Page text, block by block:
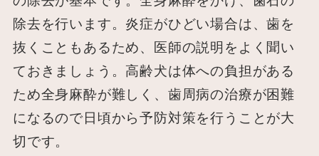
除去を行います。炎症がひどい場合は、歯を
抜くこともあるため、医師の説明をよく聞い
ておきましょう。高齢犬は体への負担がある
ため全身麻酔が難しく、歯周病の治療が困難
になるので日頃から予防対策を行うことが大
切です。